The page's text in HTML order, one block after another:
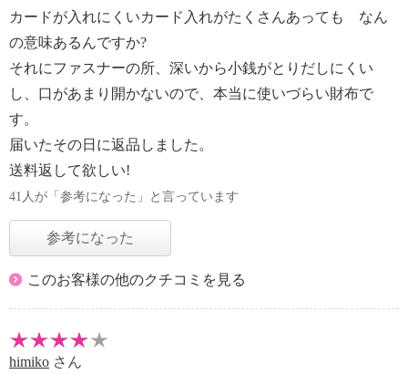
カードが入れにくいカード入れがたくさんあっても なん
の意味あるんですか?
それにファスナーの所、深いから小銭がとりだしにくい
し、口があまり開かないので、本当に使いづらい財布で
す。
届いたその日に返品しました。
送料返して欲しい!
41人が「参考になった」と言っています
参考になった
このお客様の他のクチコミを見る
himiko さん